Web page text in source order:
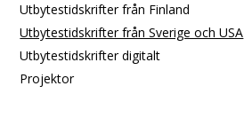
Utbytestidskrifter från Finland
Utbytestidskrifter från Sverige och USA
Utbytestidskrifter digitalt
Projektor